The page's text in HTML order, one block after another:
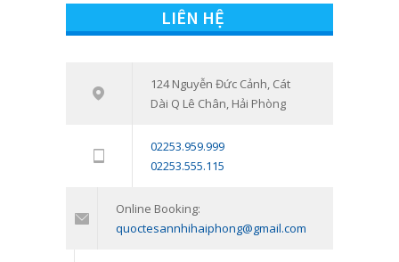
BHYT tại Bệnh viện Quốc tế Sản
Nhi Hải Phòng
Tham vấn – Trị liệu tâm lý trẻ em và
trẻ vị thành niên: Đồng hành cùng
tâm lý
LIÊN HỆ
124 Nguyễn Đức Cảnh, Cát
Dài Q Lê Chân, Hải Phòng
02253.959.999
02253.555.115
Online Booking:
quoctesannhihaiphong@gmail.com